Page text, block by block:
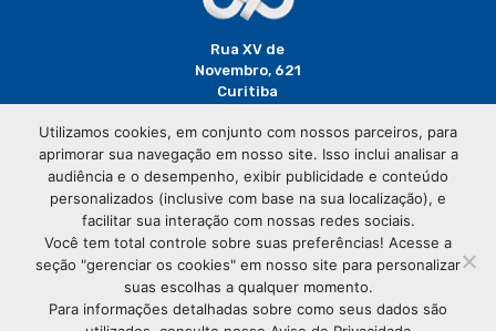
Rua XV de
Novembro, 621
Curitiba
(41) 3320-
2929
Utilizamos cookies, em conjunto com nossos parceiros, para
aprimorar sua navegação em nosso site. Isso inclui analisar a
audiência e o desempenho, exibir publicidade e conteúdo
personalizados (inclusive com base na sua localização), e
facilitar sua interação com nossas redes sociais.
Você tem total controle sobre suas preferências! Acesse a
seção "gerenciar os cookies" em nosso site para personalizar
suas escolhas a qualquer momento.
Para informações detalhadas sobre como seus dados são